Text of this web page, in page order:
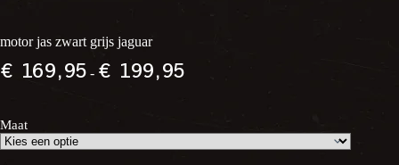
motor jas zwart grijs jaguar
€169,95 - €199,95
Maat